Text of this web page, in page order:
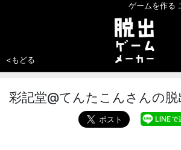
ゲームを作る
<もどる
彩記堂@てんたこんさんの脱